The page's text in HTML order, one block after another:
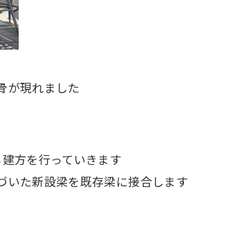
が現れました
方を行っていきます
いた新設梁を既存梁に接合します